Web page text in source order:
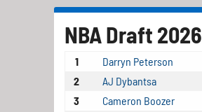
NBA Draft 2026
1 Darryn Peterson
2
AJ Dybantsa
3
Cameron Boozer